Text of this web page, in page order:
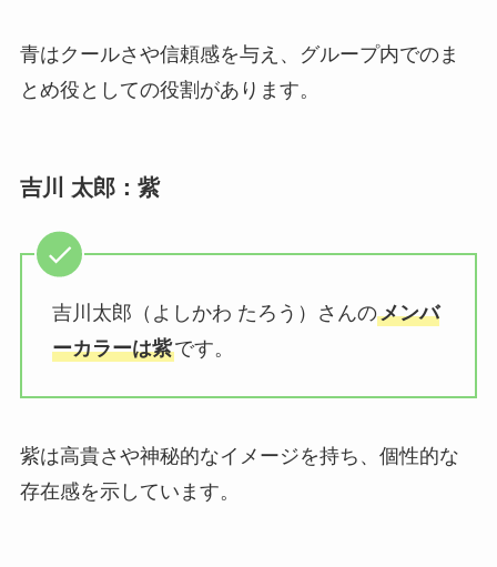
青はクールさや信頼感を与え、グループ内でのま
とめ役としての役割があります。
吉川 太郎：紫
吉川太郎（よしかわ たろう）さんのメンバ
ーカラーは紫です。
紫は高貴さや神秘的なイメージを持ち、個性的な
存在感を示しています。